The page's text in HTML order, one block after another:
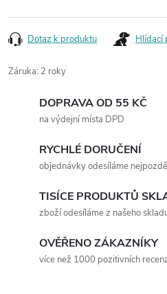
Dotaz k produktu Hlídací
Záruka: 2 roky
DOPRAVA OD 55 KČ
na výdejní místa DPD
RYCHLÉ DORUČENÍ
objednávky odesíláme
TISÍCE PRODUKTŮ
zboží odesíláme z našeho
OVĚŘENO ZÁKAZNÍKY
více než 1000 pozitivních